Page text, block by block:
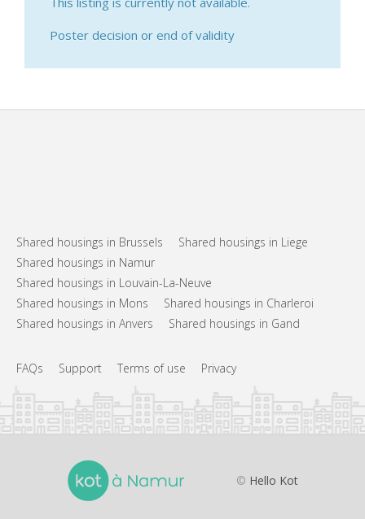
Poster decision or end of validity
Shared housings in Brussels
Shared housings in Liege
Shared housings in Namur
Shared housings in Louvain-La-Neuve
Shared housings in Mons
Shared housings in Charleroi
Shared housings in Anvers
Shared housings in Gand
FAQs Support Terms of use Privacy
© Hello Kot